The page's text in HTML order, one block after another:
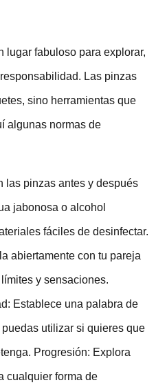
lugar fabuloso para explorar,
Las pinzas
sino herramientas que
algunas normas de
las pinzas antes y después
jabonosa o alcohol
fáciles de desinfectar.
abiertamente con tu pareja
y sensaciones.
Establece una palabra de
utilizar si quieres que
Progresión: Explora
cualquier forma de